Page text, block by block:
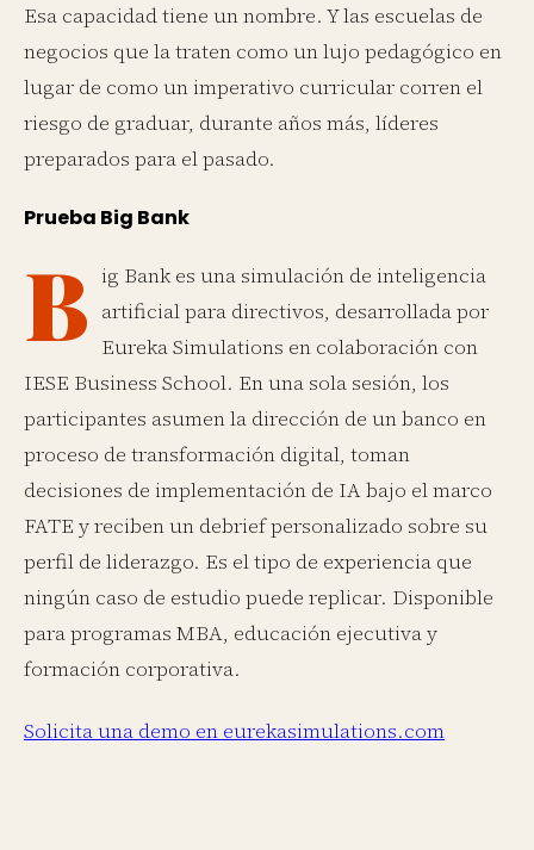
Esa capacidad tiene un nombre. Y las escuelas de
negocios que la traten como un lujo pedagógico en
lugar de como un imperativo curricular corren el
riesgo de graduar, durante años más, líderes
preparados para el pasado.
Prueba Big Bank
B ig Bank es una simulación de inteligencia
artificial para directivos, desarrollada por
Eureka Simulations en colaboración con
IESE Business School. En una sola sesión, los
participantes asumen la dirección de un banco en
proceso de transformación digital, toman
decisiones de implementación de IA bajo el marco
FATE y reciben un debrief personalizado sobre su
perfil de liderazgo. Es el tipo de experiencia que
ningún caso de estudio puede replicar. Disponible
para programas MBA, educación ejecutiva y
formación corporativa.
Solicita una demo en eurekasimulations.com